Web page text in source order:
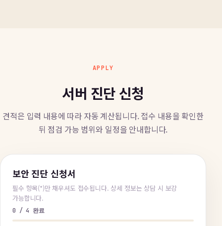
APPLY
서버 진단 신청
견적은 입력 내용에 따라 자동 계산됩니다. 접수 내용을 확인한
뒤 점검 가능 범위와 일정을 안내합니다.
보안 진단 신청서
필수 항목(*)만 채우셔도 접수됩니다. 상세 정보는 상담 시 보강
가능합니다.
0 / 4 완료